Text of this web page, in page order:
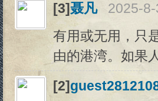
[3]聂凡
2025-
有用或无用，只
由的港湾。如果
[2]